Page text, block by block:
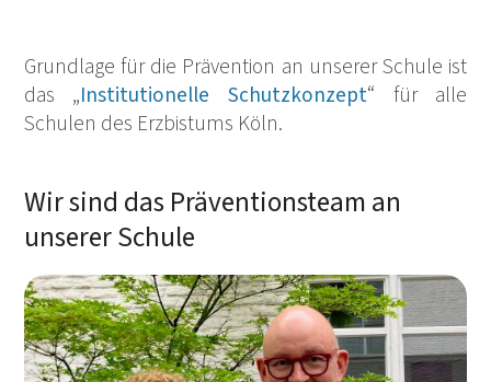
Grundlage für die Prävention an unserer Schule ist
das „Institutionelle Schutzkonzept“ für alle
Schulen des Erzbistums Köln.
Wir sind das Präventionsteam an
unserer Schule